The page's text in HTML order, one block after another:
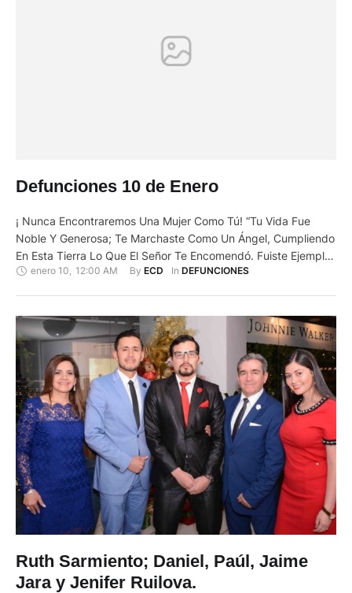
Defunciones 10 de Enero
¡ Nunca Encontraremos Una Mujer Como Tú! “Tu Vida Fue
Noble Y Generosa; Te Marchaste Como Un Ángel, Cumpliendo
En Esta Tierra Lo Que El Señor Te Encomendó. Fuiste Ejemplo
De Bondad Y Generosidad, Ayudaste Siempre Al Prójimo Sin
enero 10 12:00 AM By ECD In DEFUNCIONES
Ruth Sarmiento; Daniel, Paúl, Jaime
Jara y Jenifer Ruilova.